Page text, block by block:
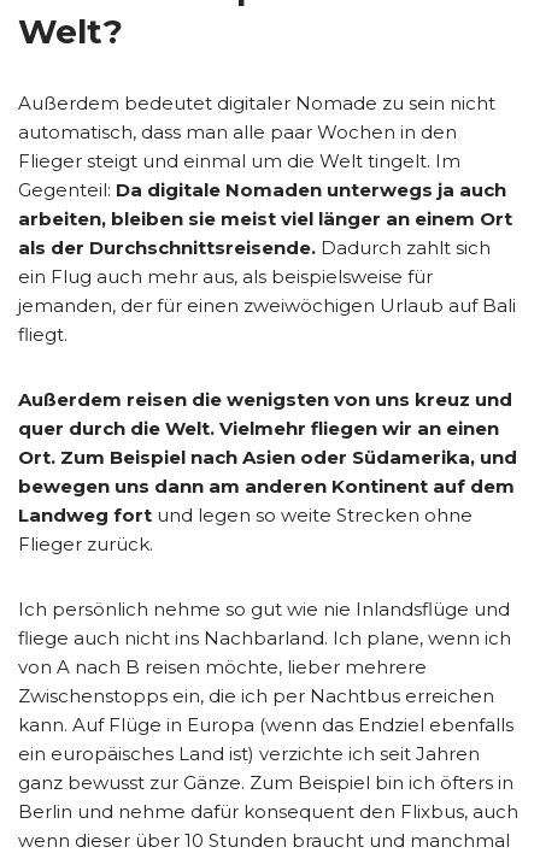
Welt?
Außerdem bedeutet digitaler Nomade zu sein nicht
automatisch, dass man alle paar Wochen in den
Flieger steigt und einmal um die Welt tingelt. Im
Gegenteil: Da digitale Nomaden unterwegs ja auch
arbeiten, bleiben sie meist viel länger an einem Ort
als der Durchschnittsreisende. Dadurch zahlt sich
ein Flug auch mehr aus, als beispielsweise für
jemanden, der für einen zweiwöchigen Urlaub auf Bali
fliegt.
Außerdem reisen die wenigsten von uns kreuz und
quer durch die Welt. Vielmehr fliegen wir an einen
Ort. Zum Beispiel nach Asien oder Südamerika, und
bewegen uns dann am anderen Kontinent auf dem
Landweg fort und legen so weite Strecken ohne
Flieger zurück.
Ich persönlich nehme so gut wie nie Inlandsflüge und
fliege auch nicht ins Nachbarland. Ich plane, wenn ich
von A nach B reisen möchte, lieber mehrere
Zwischenstopps ein, die ich per Nachtbus erreichen
kann. Auf Flüge in Europa (wenn das Endziel ebenfalls
ein europäisches Land ist) verzichte ich seit Jahren
ganz bewusst zur Gänze. Zum Beispiel bin ich öfters in
Berlin und nehme dafür konsequent den Flixbus, auch
wenn dieser über 10 Stunden braucht und manchmal